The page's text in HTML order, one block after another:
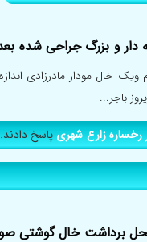
و بزرگ جراحی شده
باجر...
رخساره زارع شهریپاسخ دادند.
برداشت خال گوشتی